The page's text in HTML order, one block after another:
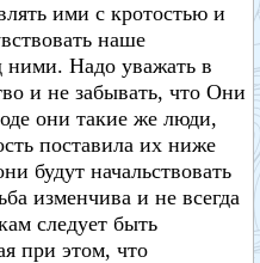
ими с кротостью и
наше
ними. Надо уважать в
и не забывать, что Они
они такие же люди,
поставила их ниже
будут начальствовать
изменчива и не всегда
следует быть
при этом, что